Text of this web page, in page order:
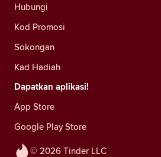
© 2026 Tinder LLC
Hubungi
Kod Promosi
Sokongan
Kad Hadiah
Dapatkan aplikasi!
App Store
Google Play Store